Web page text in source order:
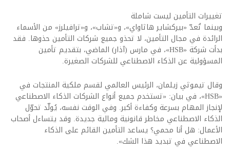
تغييرات التأمين ليست شاملة
وبينما تُعدّ «بيركشاير هاثاواي»، و«تشاب»، و«ترافيلرز» من الأسماء
الرائدة في مجال التأمين، لا تحذو جميع شركات التأمين حذوها. فقد
بدأت شركة «HSB»، في مارس (آذار) الماضي، بتقديم تأمين
المسؤولية عن الذكاء الاصطناعي للشركات الصغيرة.
وقال تيموثي زيلمان، الرئيس العالمي لقسم ملكية المنتجات في
«HSB»، في بيان: «تستخدم جميع أنواع الشركات الذكاء الاصطناعي
لإنجاز المهام بسرعة وكفاءة أكبر. وفي الوقت نفسه، يُولّد تحوّل
الذكاء الاصطناعي مخاطر قانونية ومالية جديدة. وقد يتساءل أصحاب
الأعمال: هل أنا محمي؟ يساعد التأمين القائم على الذكاء
الاصطناعي في تبديد هذا الشك».